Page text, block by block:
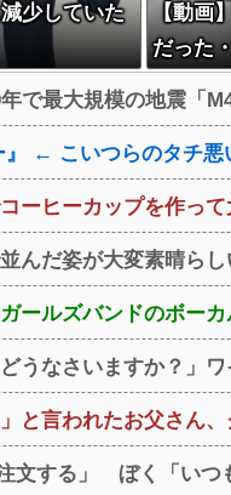
少していた
【動画
だった
で最大規模の地震「
』 ← こいつらのタチ悪
コーヒーカップを作っ
んだ姿が大変素晴ら
ールズバンドのボー
どうなさいますか？」
と言われたお父さん
文する」 ぼく「いつ